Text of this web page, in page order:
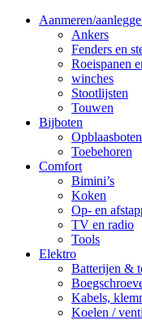
Aanmeren/
Ankers
Fenders en
Roeispanen
winches
Stootlijsten
Touwen
Bijboten
Opblaasboten
Toebehoren
Comfort
Bimini’s
Koken
Op- en
TV en radio
Tools
Elektro
Batterijen &
Kabels,
Koelen /